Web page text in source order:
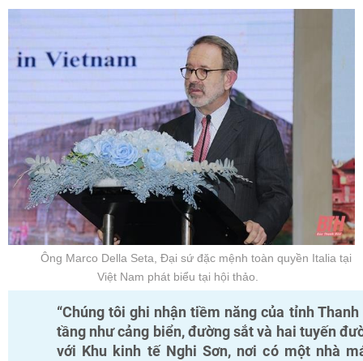
Ông Marco Della Seta, Đại sứ đặc mệnh toàn quyền Italia tại
Việt Nam phát biểu tại hội thảo.
“Chúng tôi ghi nhận tiềm năng của tỉnh
tầng nhưcảng biển, đường sắt và hai tuyến
với Khu kinh tế Nghi Sơn, nơi có một nhà